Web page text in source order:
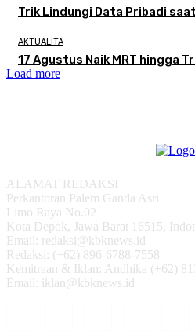
Trik Lindungi Data Pribadi
AKTUALITA
17 Agustus Naik MRT hingga
Load more
ALAMAT REDAKSI
Perkantoran Palem Ganda Asri
Limo Raya No.02
Kota Depok, Jawa Barat 16515,
Email: redaksi@kbknews.id
Redaksi: (+62) 896-6788-7558
Kemitraan & Iklan: Andhika (+62)
Email: iklan@kbknews.id